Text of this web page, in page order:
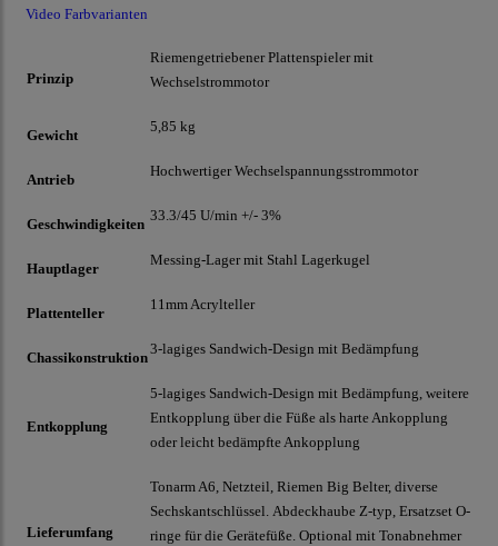
Video Farbvarianten
Prinzip
Riemengetriebener Plattenspieler mit
Wechselstrommotor
Gewicht
5,85 kg
Antrieb
Hochwertiger Wechselspannungsstrommotor
Geschwindigkeiten
33.3/45 U/min +/- 3%
Hauptlager
Messing-Lager mit Stahl Lagerkugel
Plattenteller
11mm Acrylteller
Chassikonstruktion
3-lagiges Sandwich-Design mit Bedämpfung
Entkopplung
5-lagiges Sandwich-Design mit Bedämpfung, weitere
Entkopplung über die Füße als harte Ankopplung
oder leicht bedämpfte Ankopplung
Lieferumfang
Tonarm A6, Netzteil, Riemen Big Belter, diverse
Sechskantschlüssel. Abdeckhaube Z-typ, Ersatzset O-
ringe für die Gerätefüße. Optional mit Tonabnehmer